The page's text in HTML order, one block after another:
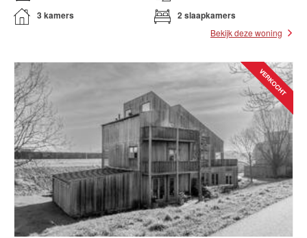
3 kamers 2 slaapkamers
Bekijk deze woning